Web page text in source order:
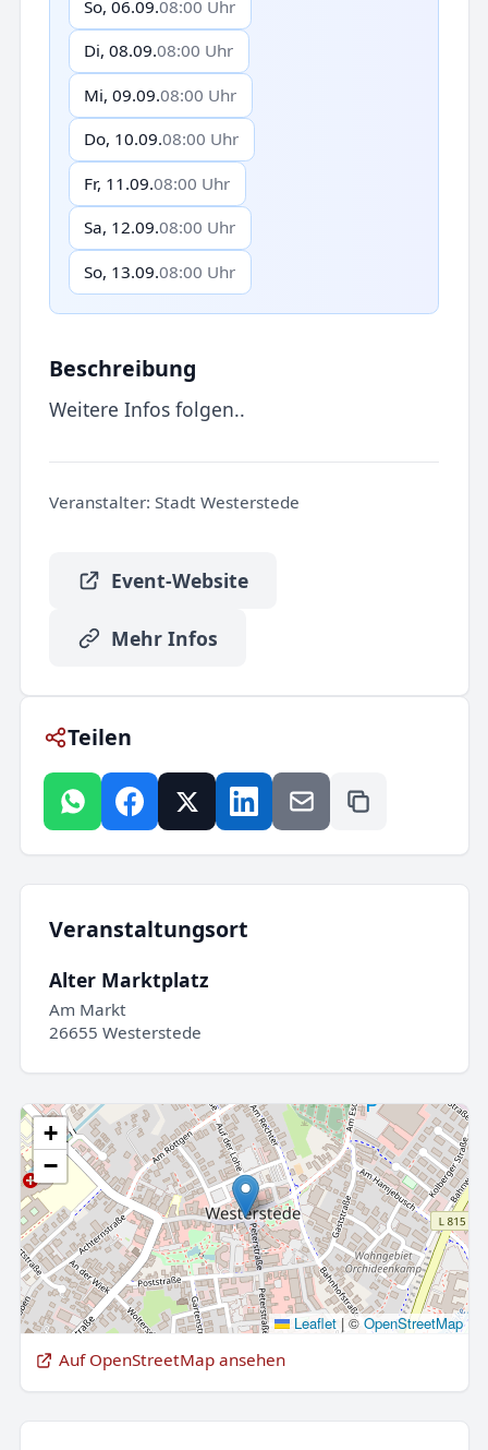
So, 06.09.08:00 Uhr
Di, 08.09.08:00 Uhr
Mi, 09.09.08:00 Uhr
Do, 10.09.08:00 Uhr
Fr, 11.09.08:00 Uhr
Sa, 12.09.08:00 Uhr
So, 13.09.08:00 Uhr
Beschreibung
Weitere Infos folgen..
Veranstalter: Stadt Westerstede
Event-Website
Mehr Infos
Teilen
Veranstaltungsort
Alter Marktplatz
Am Markt
26655 Westerstede
+
−
Leaflet |© OpenStreetMap
Auf OpenStreetMap ansehen